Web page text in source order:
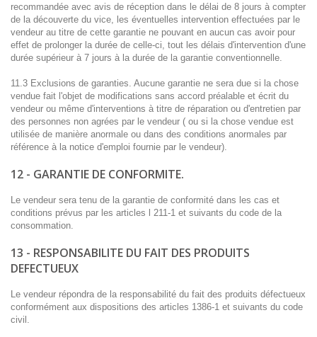
recommandée avec avis de réception dans le délai de 8 jours à compter
de la découverte du vice, les éventuelles intervention effectuées par le
vendeur au titre de cette garantie ne pouvant en aucun cas avoir pour
effet de prolonger la durée de celle-ci, tout les délais d'intervention d'une
durée supérieur à 7 jours à la durée de la garantie conventionnelle.
11.3 Exclusions de garanties. Aucune garantie ne sera due si la chose
vendue fait l'objet de modifications sans accord préalable et écrit du
vendeur ou même d'interventions à titre de réparation ou d'entretien par
des personnes non agrées par le vendeur ( ou si la chose vendue est
utilisée de manière anormale ou dans des conditions anormales par
référence à la notice d'emploi fournie par le vendeur).
12 - GARANTIE DE CONFORMITE.
Le vendeur sera tenu de la garantie de conformité dans les cas et
conditions prévus par les articles l 211-1 et suivants du code de la
consommation.
13 - RESPONSABILITE DU FAIT DES PRODUITS
DEFECTUEUX
Le vendeur répondra de la responsabilité du fait des produits défectueux
conformément aux dispositions des articles 1386-1 et suivants du code
civil.